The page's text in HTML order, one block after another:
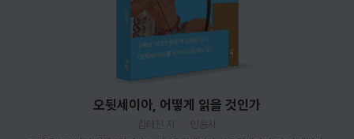
오뒷세이아, 어떻게 읽을 것인가
김태진 저
민음사